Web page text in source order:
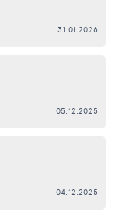
31.01.2026
05.12.2025
04.12.2025